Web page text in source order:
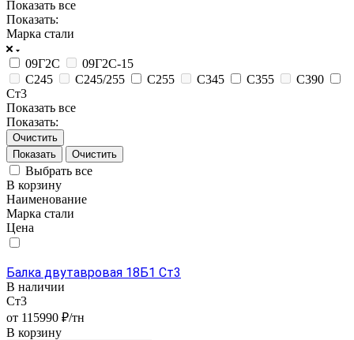
Показать все
Показать:
Марка стали
09Г2С
09Г2С-15
С245
С245/255 С255 С345 С355
С390
Ст3
Показать все
Показать:
Очистить
Очистить
Выбрать все
В корзину
Наименование
Марка стали
Цена
Балка двутавровая 18Б1 Ст3
В наличии
Ст3
от 115990 ₽/тн
В корзину